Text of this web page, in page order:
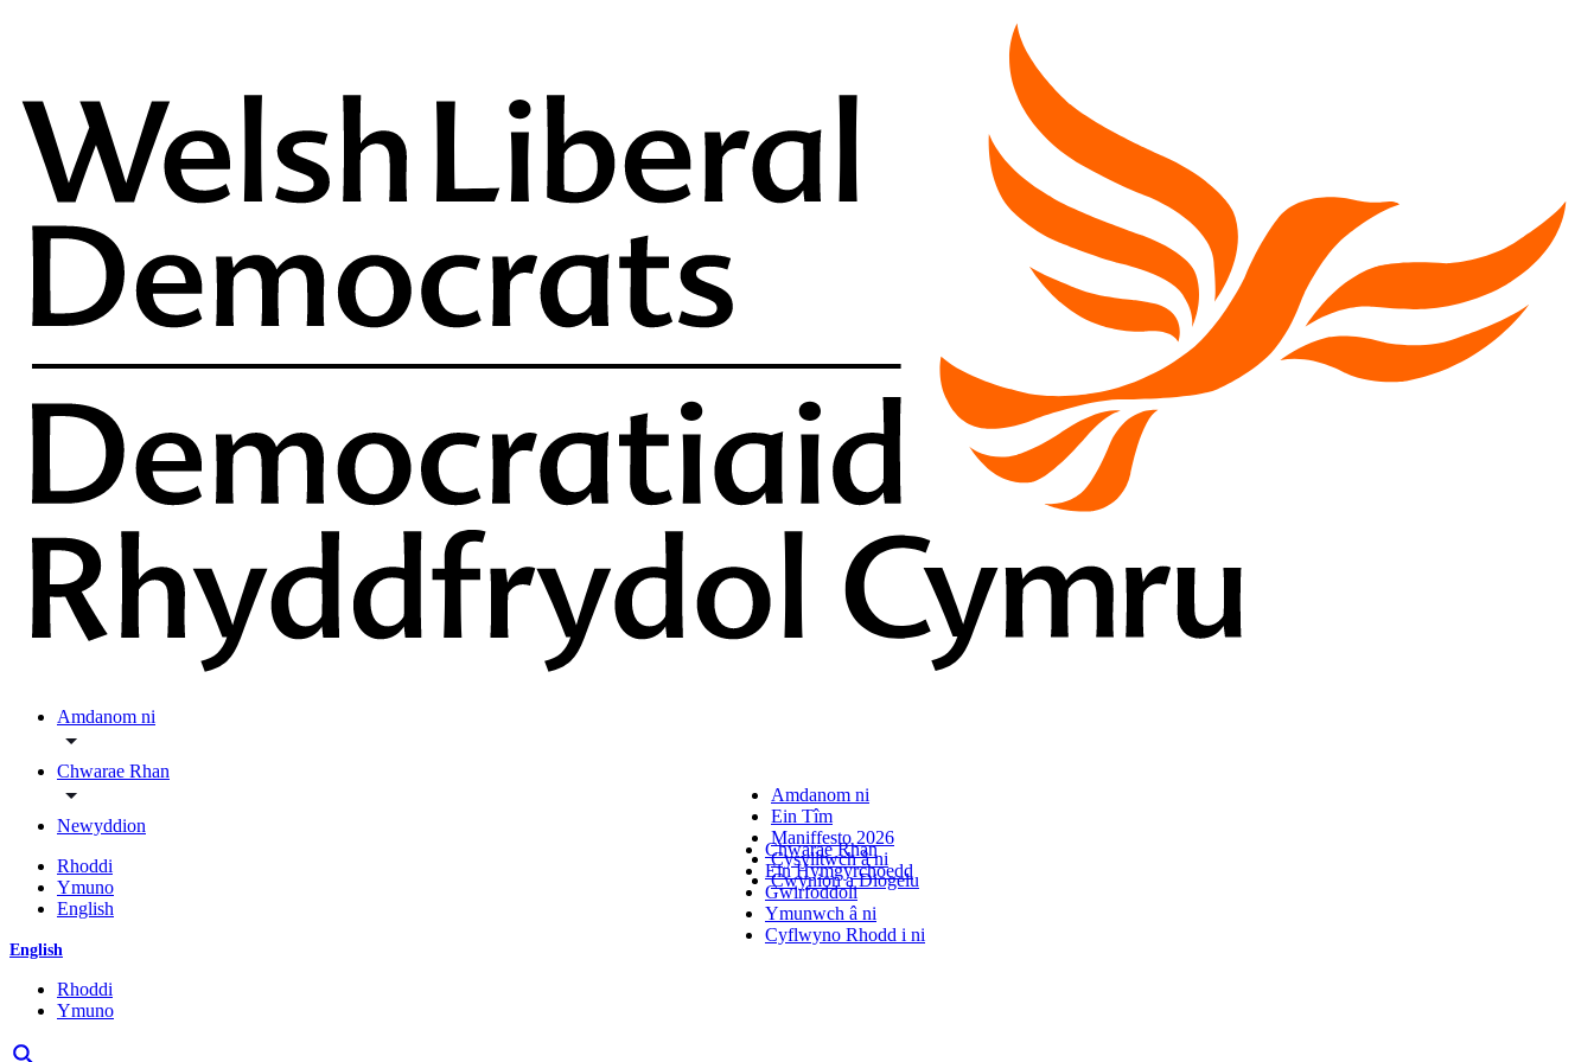
Amdanom ni
Chwarae Rhan
Newyddion
Rhoddi
Ymuno
English
English
Rhoddi
Ymuno
Amdanom ni
Ein Tîm
Maniffesto 2026
Cysylltwch â ni
Cwynion a Diogelu
Chwarae Rhan
Ein Hymgyrchoedd
Gwirfoddoli
Ymunwch â ni
Cyflwyno Rhodd i ni